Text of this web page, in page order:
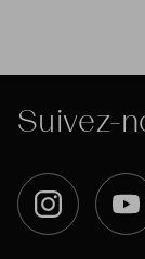
Suivez-
Instagram